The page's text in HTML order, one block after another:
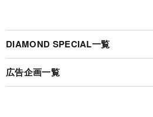
DIAMOND SPECIAL一覧
広告企画一覧